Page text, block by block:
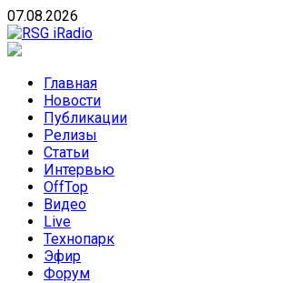
Skip
to
content
07.08.2026
Главная
Новости
Публикации
Релизы
Статьи
Интервью
OffTop
Видео
Live
Технопарк
Эфир
Форум